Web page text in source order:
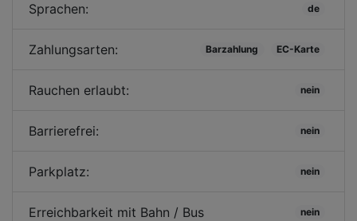
Sprachen: de
Zahlungsarten: Barzahlung EC-Karte
Rauchen erlaubt: nein
Barrierefrei: nein
Parkplatz: nein
Erreichbarkeit mit Bahn / Bus nein